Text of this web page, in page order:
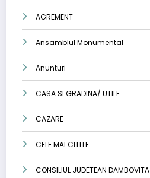
AGREMENT
Ansamblul Monumental
Anunturi
CASA SI GRADINA/ UTILE
CAZARE
CELE MAI CITITE
CONSILIUL JUDETEAN DAMBOVITA